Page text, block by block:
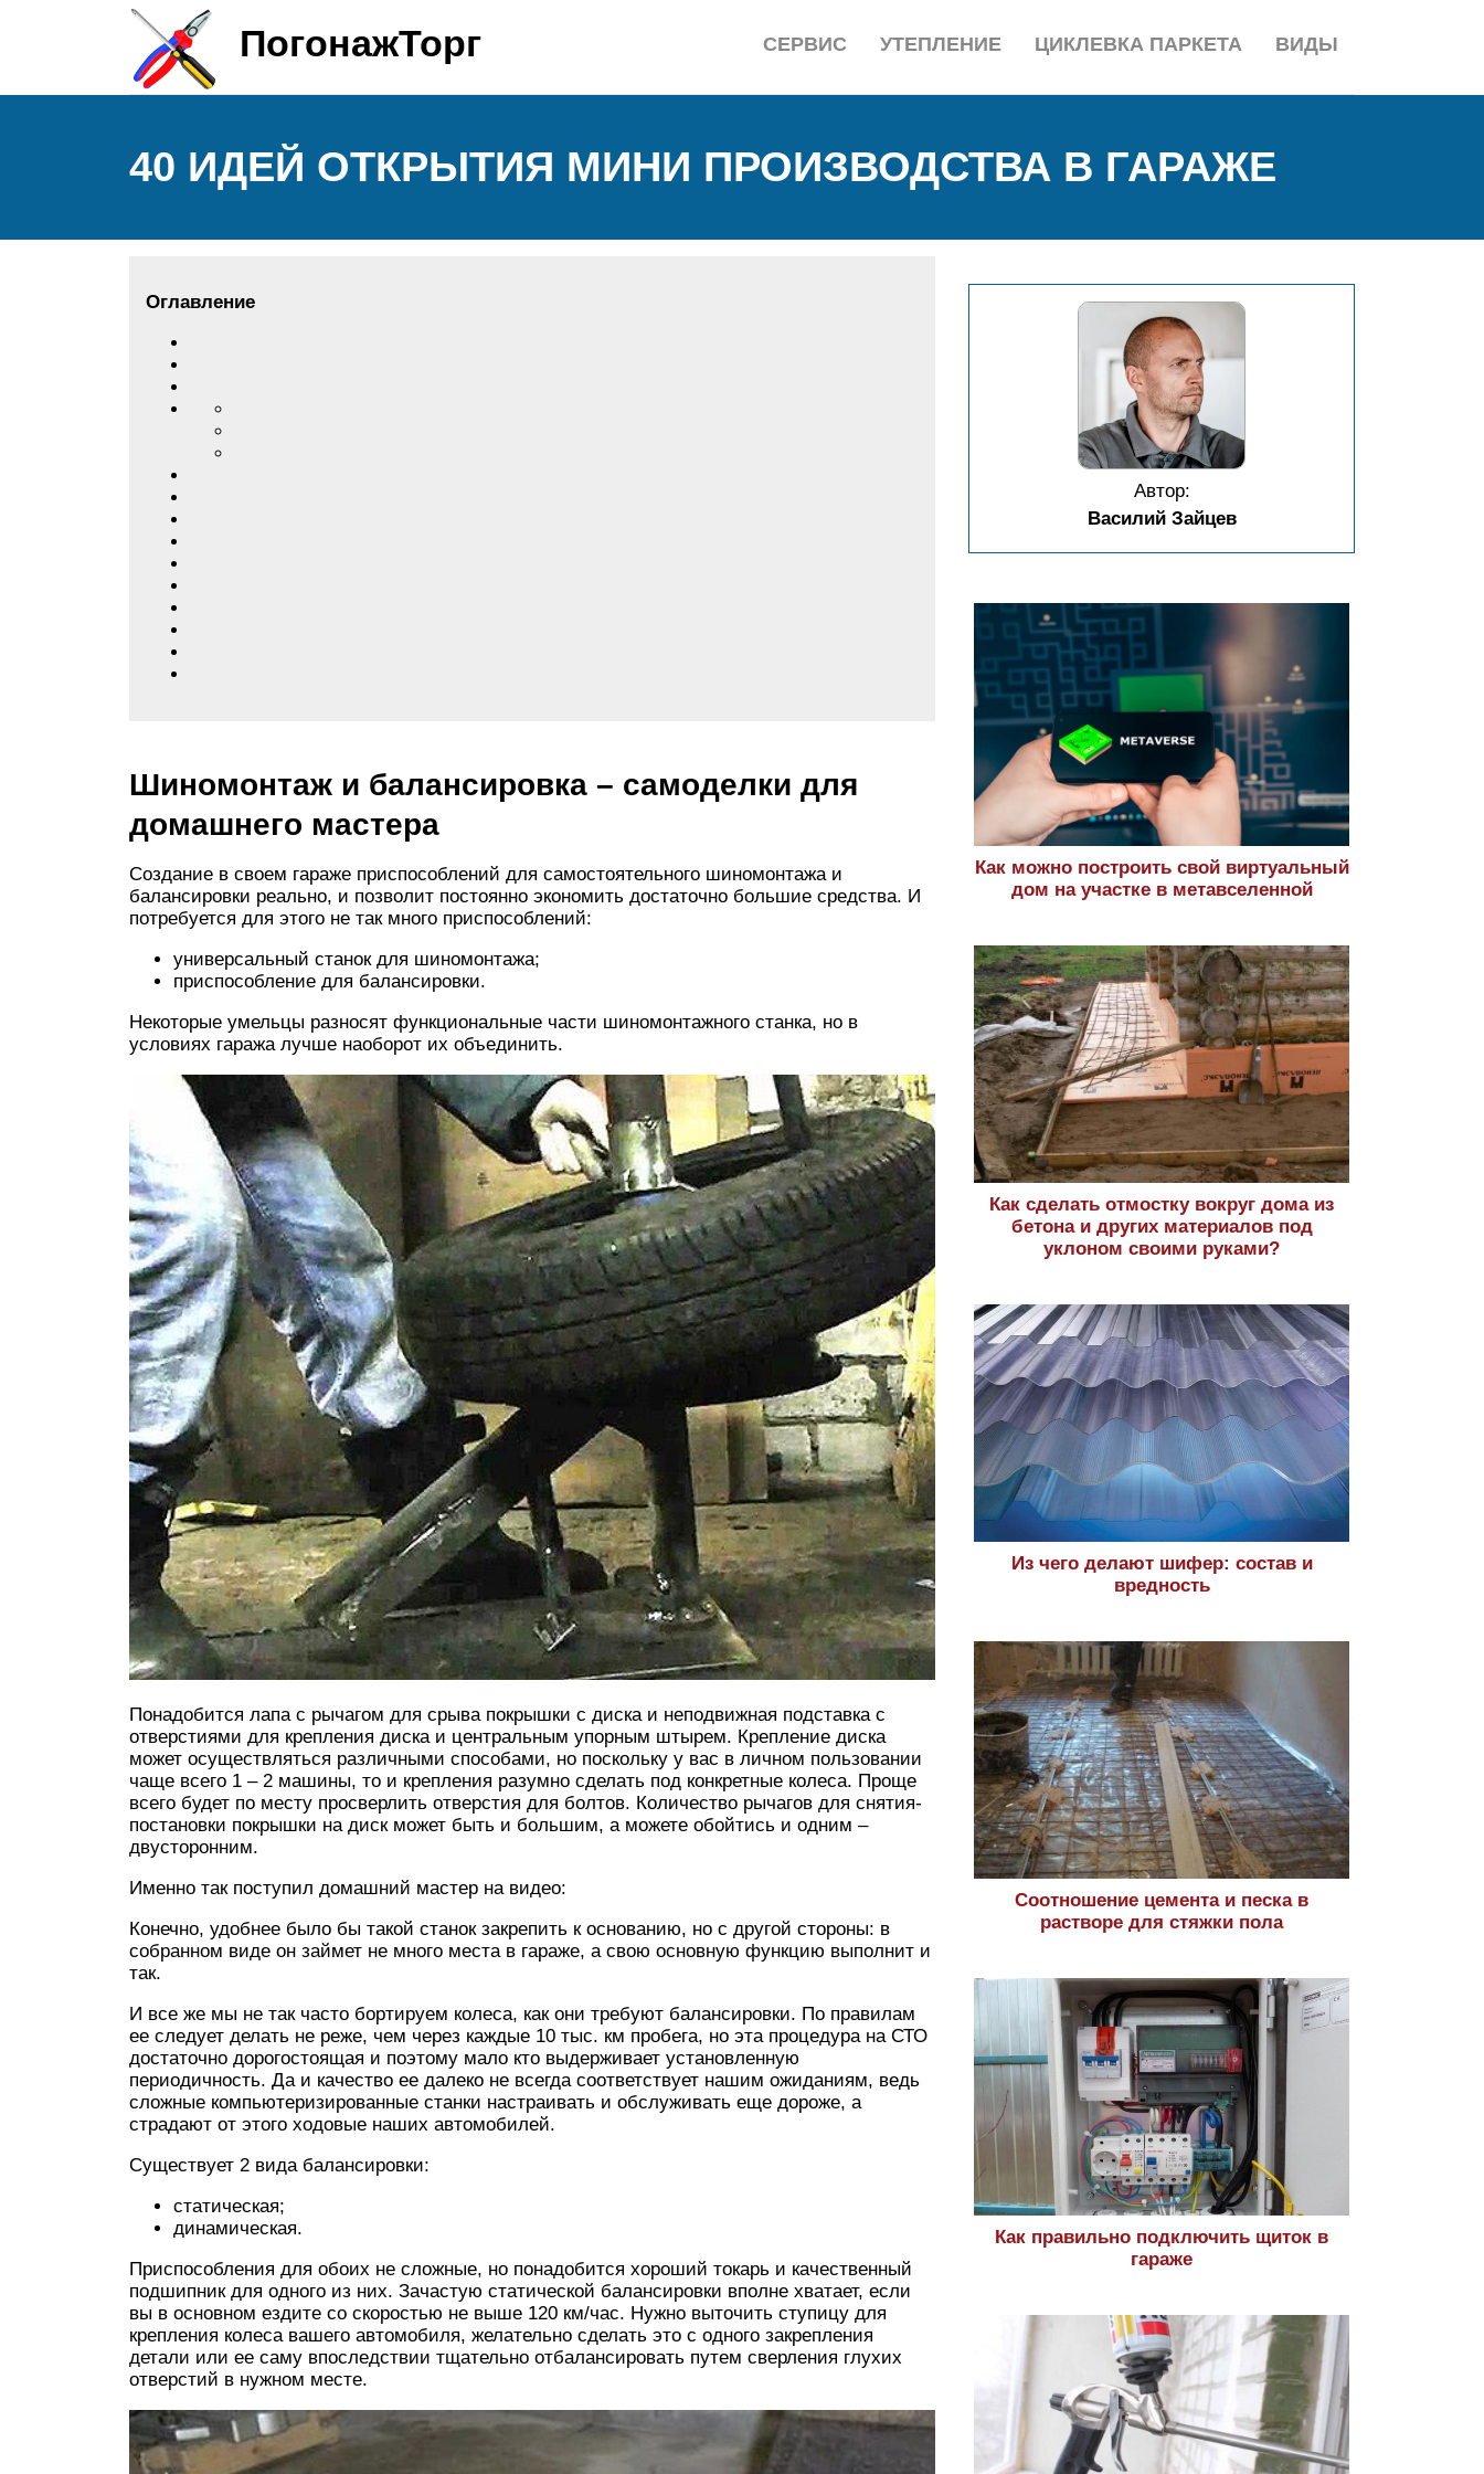
ПогонажТорг ВИДЫ
ЦИКЛЕВКА ПАРКЕТА
УТЕПЛЕНИЕ
СЕРВИС
40 ИДЕЙ ОТКРЫТИЯ МИНИ ПРОИЗВОДСТВА В ГАРАЖЕ
Оглавление
Шиномонтаж и балансировка – самоделки для
домашнего мастера
Создание в своем гараже приспособлений для самостоятельного шиномонтажа и
балансировки реально, и позволит постоянно экономить достаточно большие средства. И
потребуется для этого не так много приспособлений:
универсальный станок для шиномонтажа;
приспособление для балансировки.
Некоторые умельцы разносят функциональные части шиномонтажного станка, но в
условиях гаража лучше наоборот их объединить.
Понадобится лапа с рычагом для срыва покрышки с диска и неподвижная подставка с
отверстиями для крепления диска и центральным упорным штырем. Крепление диска
может осуществляться различными способами, но поскольку у вас в личном пользовании
чаще всего 1 – 2 машины, то и крепления разумно сделать под конкретные колеса. Проще
всего будет по месту просверлить отверстия для болтов. Количество рычагов для снятия-
постановки покрышки на диск может быть и большим, а можете обойтись и одним –
двусторонним.
Именно так поступил домашний мастер на видео:
Конечно, удобнее было бы такой станок закрепить к основанию, но с другой стороны: в
собранном виде он займет не много места в гараже, а свою основную функцию выполнит и
так.
И все же мы не так часто бортируем колеса, как они требуют балансировки. По правилам
ее следует делать не реже, чем через каждые 10 тыс. км пробега, но эта процедура на СТО
достаточно дорогостоящая и поэтому мало кто выдерживает установленную
периодичность. Да и качество ее далеко не всегда соответствует нашим ожиданиям, ведь
сложные компьютеризированные станки настраивать и обслуживать еще дороже, а
страдают от этого ходовые наших автомобилей.
Существует 2 вида балансировки:
статическая;
динамическая.
Приспособления для обоих не сложные, но понадобится хороший токарь и качественный
подшипник для одного из них. Зачастую статической балансировки вполне хватает, если
вы в основном ездите со скоростью не выше 120 км/час. Нужно выточить ступицу для
крепления колеса вашего автомобиля, желательно сделать это с одного закрепления
детали или ее саму впоследствии тщательно отбалансировать путем сверления глухих
отверстий в нужном месте.
Автор:
Василий Зайцев
Как можно построить свой виртуальный
дом на участке в метавселенной
Как сделать отмостку вокруг дома из
бетона и других материалов под
уклоном своими руками?
Из чего делают шифер: состав и
вредность
Соотношение цемента и песка в
растворе для стяжки пола
Как правильно подключить щиток в
гараже